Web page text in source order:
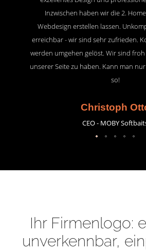
Inzwischen haben wir die 2.
Webdesign erstellen lassen.
erreichbar - wir sind sehr zufrieden.
werden umgehen gelöst. Wir sind
unserer Seite zu haben. Kann man
so!
Christoph
CEO - MOBY
Ihr Firmenlogo:
unverkennbar,